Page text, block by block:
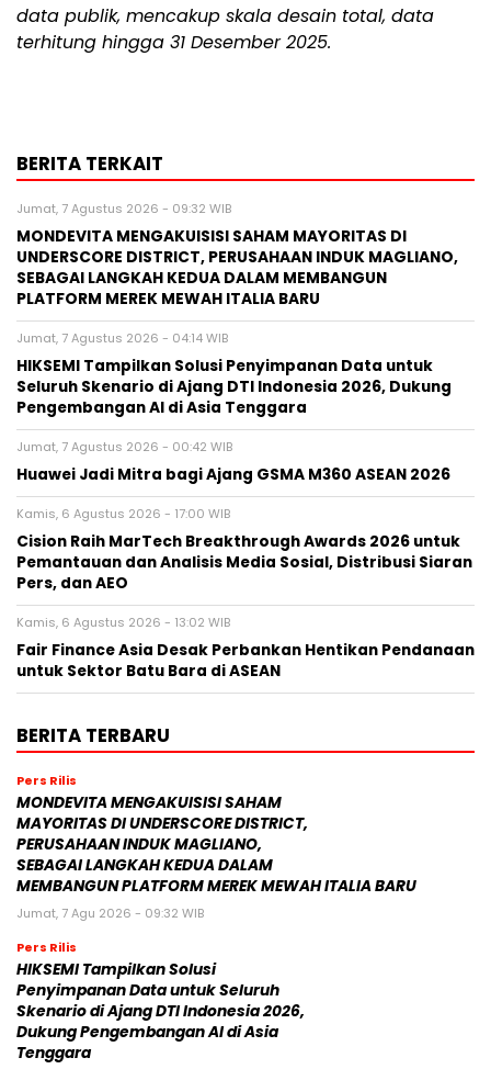
data publik, mencakup skala desain total, data
terhitung hingga 31 Desember 2025.
BERITA TERKAIT
Jumat, 7 Agustus 2026 - 09:32 WIB
MONDEVITA MENGAKUISISI SAHAM MAYORITAS DI
UNDERSCORE DISTRICT, PERUSAHAAN INDUK MAGLIANO,
SEBAGAI LANGKAH KEDUA DALAM MEMBANGUN
PLATFORM MEREK MEWAH ITALIA BARU
Jumat, 7 Agustus 2026 - 04:14 WIB
HIKSEMI Tampilkan Solusi Penyimpanan Data untuk
Seluruh Skenario di Ajang DTI Indonesia 2026, Dukung
Pengembangan AI di Asia Tenggara
Jumat, 7 Agustus 2026 - 00:42 WIB
Huawei Jadi Mitra bagi Ajang GSMA M360 ASEAN 2026
Kamis, 6 Agustus 2026 - 17:00 WIB
Cision Raih MarTech Breakthrough Awards 2026 untuk
Pemantauan dan Analisis Media Sosial, Distribusi Siaran
Pers, dan AEO
Kamis, 6 Agustus 2026 - 13:02 WIB
Fair Finance Asia Desak Perbankan Hentikan Pendanaan
untuk Sektor Batu Bara di ASEAN
BERITA TERBARU
Pers Rilis
MONDEVITA MENGAKUISISI SAHAM
MAYORITAS DI UNDERSCORE DISTRICT,
PERUSAHAAN INDUK MAGLIANO,
SEBAGAI LANGKAH KEDUA DALAM
MEMBANGUN PLATFORM MEREK MEWAH ITALIA BARU
Jumat, 7 Agu 2026 - 09:32 WIB
Pers Rilis
HIKSEMI Tampilkan Solusi
Penyimpanan Data untuk Seluruh
Skenario di Ajang DTI Indonesia 2026,
Dukung Pengembangan AI di Asia
Tenggara